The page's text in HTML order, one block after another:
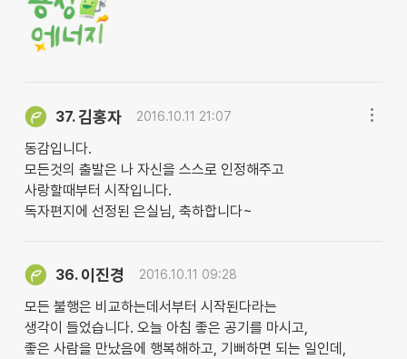
37.김홍자 2016.10.11 21:07
동감입니다.
모든것의 출발은 나 자신을 스스로 인정해주고
사랑할때부터 시작입니다.
독자편지에 선정된 은실님, 축하합니다~
36. 이진경 2016.10.11 09:28
모든 불행은 비교하는데서부터 시작된다라는
생각이 들었습니다. 오늘 아침 좋은 공기를 마시고,
좋은 사람을 만났음에 행복해하고, 기뻐하면 되는 일인데,